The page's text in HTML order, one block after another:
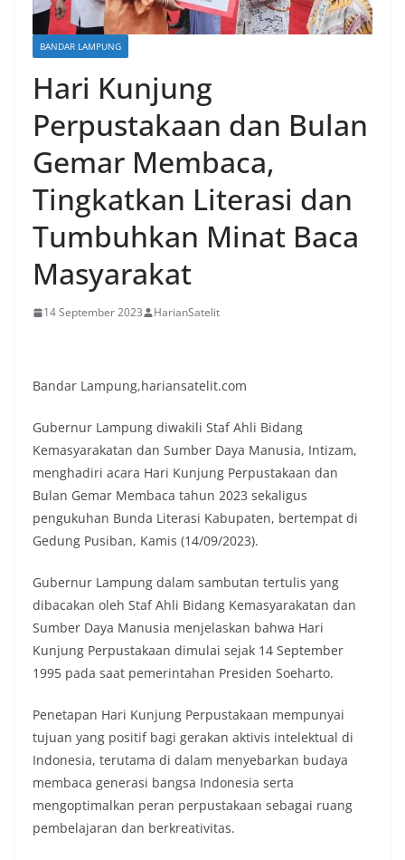
BANDAR LAMPUNG
Hari Kunjung
Perpustakaan dan Bulan
Gemar Membaca,
Tingkatkan Literasi dan
Tumbuhkan Minat Baca
Masyarakat
14 September 2023 HarianSatelit
Bandar Lampung,hariansatelit.com
Gubernur Lampung diwakili Staf Ahli Bidang
Kemasyarakatan dan Sumber Daya Manusia, Intizam,
menghadiri acara Hari Kunjung Perpustakaan dan
Bulan Gemar Membaca tahun 2023 sekaligus
pengukuhan Bunda Literasi Kabupaten, bertempat di
Gedung Pusiban, Kamis (14/09/2023).
Gubernur Lampung dalam sambutan tertulis yang
dibacakan oleh Staf Ahli Bidang Kemasyarakatan dan
Sumber Daya Manusia menjelaskan bahwa Hari
Kunjung Perpustakaan dimulai sejak 14 September
1995 pada saat pemerintahan Presiden Soeharto.
Penetapan Hari Kunjung Perpustakaan mempunyai
tujuan yang positif bagi gerakan aktivis intelektual di
Indonesia, terutama di dalam menyebarkan budaya
membaca generasi bangsa Indonesia serta
mengoptimalkan peran perpustakaan sebagai ruang
pembelajaran dan berkreativitas.